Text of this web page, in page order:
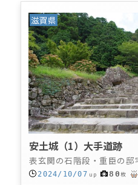
滋賀県
安土城（1）大手道跡
表玄関の石階段・重臣の邸
2024/10/07 up 80枚